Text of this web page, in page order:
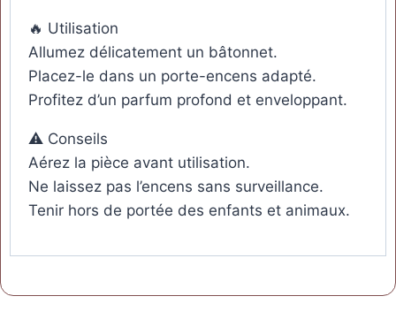
🔥 Utilisation
Allumez délicatement un bâtonnet.
Placez-le dans un porte-encens adapté.
Profitez d’un parfum profond et enveloppant.
⚠️ Conseils
Aérez la pièce avant utilisation.
Ne laissez pas l’encens sans surveillance.
Tenir hors de portée des enfants et animaux.